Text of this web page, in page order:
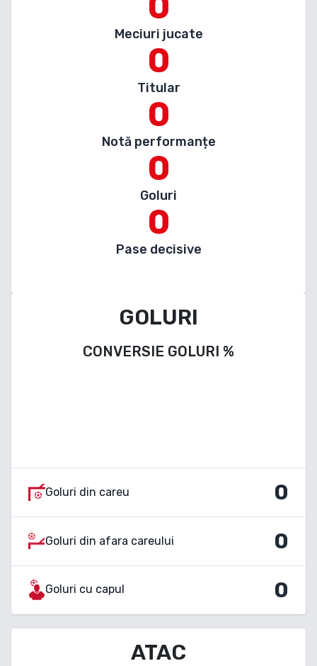
Meciuri jucate
0
Titular
0
Notă performanțe
0
Goluri
0
Pase decisive
GOLURI
CONVERSIE GOLURI %
Goluri din careu 0
Goluri din afara careului 0
Goluri cu capul 0
ATAC